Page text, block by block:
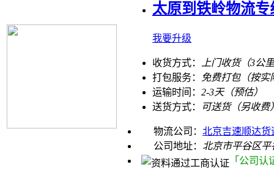
太原到铁岭物流
我要升级
收货方式： 上门收货（3公
打包服务： 免费打包（按实
运输时间： 2-3天（预估）
送货方式：
可送货（另收费
物流公司： 北京吉速顺达
公司地址： 北京市平谷区平
「公司认